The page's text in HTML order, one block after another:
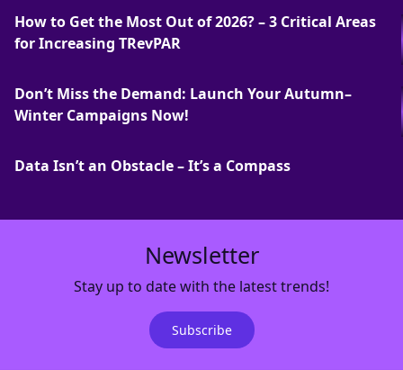
How to Get the Most Out of 2026? – 3 Critical Areas
for Increasing TRevPAR
Don’t Miss the Demand: Launch Your Autumn–
Winter Campaigns Now!
Data Isn’t an Obstacle – It’s a Compass
Newsletter
Stay up to date with the latest trends!
Subscribe